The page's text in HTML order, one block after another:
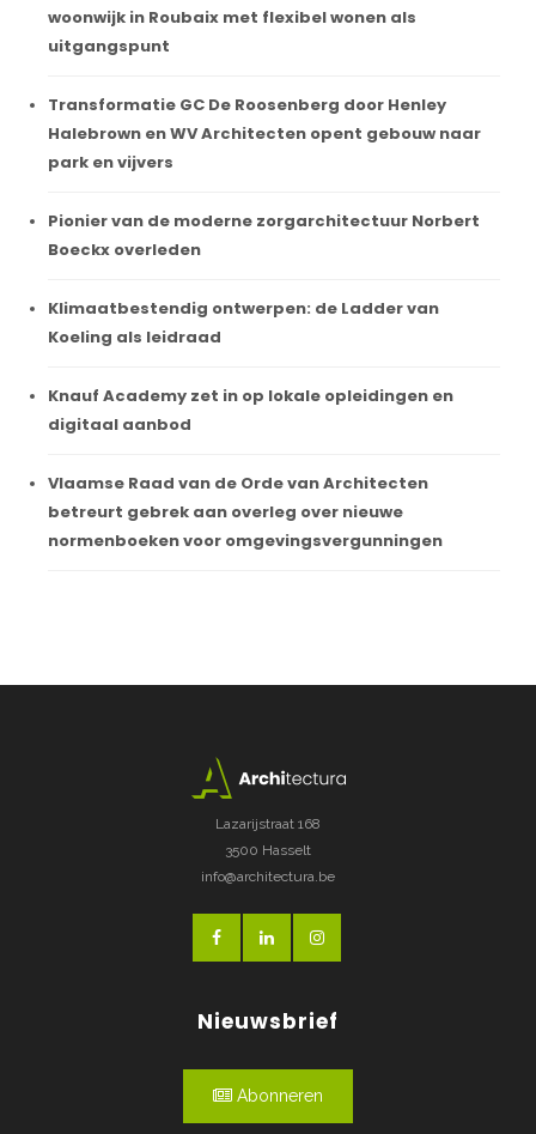
woonwijk in Roubaix met flexibel wonen als
uitgangspunt
Transformatie GC De Roosenberg door Henley
Halebrown en WV Architecten opent gebouw naar
park en vijvers
Pionier van de moderne zorgarchitectuur Norbert
Boeckx overleden
Klimaatbestendig ontwerpen: de Ladder van
Koeling als leidraad
Knauf Academy zet in op lokale opleidingen en
digitaal aanbod
Vlaamse Raad van de Orde van Architecten
betreurt gebrek aan overleg over nieuwe
normenboeken voor omgevingsvergunningen
Lazarijstraat 168
3500 Hasselt
info@architectura.be
Nieuwsbrief
Abonneren